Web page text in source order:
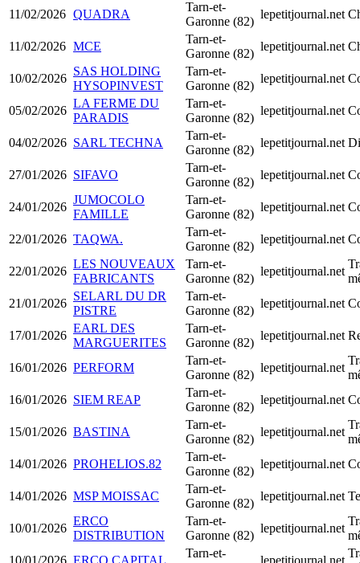
11/02/2026 QUADRA
Tarn-et-
Garonne (82)
lepetitjournal.net
11/02/2026 MCE
Tarn-et-
Garonne (82)
lepetitjournal.net
10/02/2026
SAS HOLDING
HYSOPINVEST
Tarn-et-
Garonne (82)
lepetitjournal.net
05/02/2026
LA FERME DU
PARADIS
Tarn-et-
Garonne (82)
lepetitjournal.net
04/02/2026 SARL TECHNA
Tarn-et-
Garonne (82)
lepetitjournal.net
27/01/2026 SIFAVO
Tarn-et-
Garonne (82)
lepetitjournal.net
24/01/2026
JUMOCOLO
FAMILLE
Tarn-et-
Garonne (82)
lepetitjournal.net
22/01/2026 TAQWA.
Tarn-et-
Garonne (82)
lepetitjournal.net
22/01/2026
LES NOUVEAUX
FABRICANTS
Tarn-et-
Garonne (82)
lepetitjournal.net
21/01/2026
SELARL DU DR
PISTRE
Tarn-et-
Garonne (82)
lepetitjournal.net
17/01/2026
EARL DES
MARGUERITES
Tarn-et-
Garonne (82)
lepetitjournal.net
16/01/2026 PERFORM
Tarn-et-
Garonne (82)
lepetitjournal.net
16/01/2026 SIEM REAP
Tarn-et-
Garonne (82)
lepetitjournal.net
15/01/2026 BASTINA
Tarn-et-
Garonne (82)
lepetitjournal.net
14/01/2026 PROHELIOS.82
Tarn-et-
Garonne (82)
lepetitjournal.net
14/01/2026 MSP MOISSAC
Tarn-et-
Garonne (82)
lepetitjournal.net
10/01/2026
ERCO
DISTRIBUTION
Tarn-et-
Garonne (82)
lepetitjournal.net
10/01/2026 ERCO CAPITAL
Tarn-et-
lepetitjournal.net